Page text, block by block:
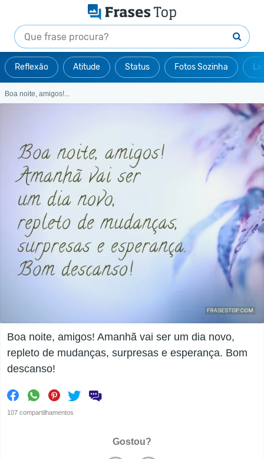
Reflexão Atitude Status Fotos Sozinha
Boa noite, amigos!...
Boa noite, amigos! Amanhã vai ser um dia novo,
repleto de mudanças, surpresas e esperança. Bom
descanso!
107 compartilhamentos
Gostou?